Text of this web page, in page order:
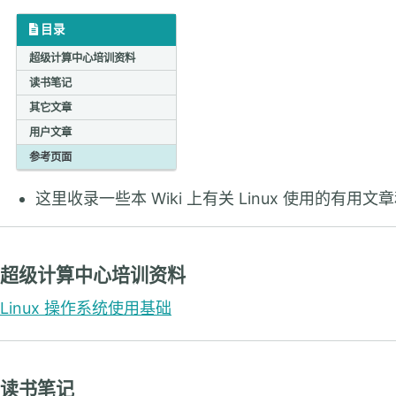
目录
超级计算中心培训资料
读书笔记
其它文章
用户文章
参考页面
这里收录一些本 Wiki 上有关 Linux 使用的有用文章
超级计算中心培训资料
Linux 操作系统使用基础
读书笔记